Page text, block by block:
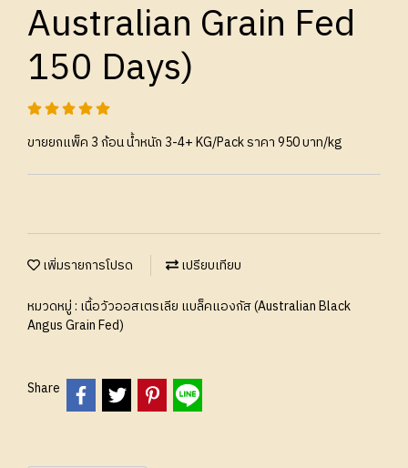
Australian Grain Fed
150 Days)
ขายยกแพ็ค 3 ก้อน น้ำหนัก 3-4+ KG/Pack ราคา 950 บาท/kg
เพิ่มรายการโปรด
เปรียบเทียบ
หมวดหมู่ : เนื้อวัวออสเตรเลีย แบล็คแองกัส (Australian Black
Angus Grain Fed)
Share